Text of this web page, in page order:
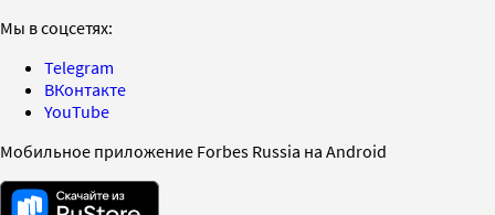
Мы в соцсетях:
Telegram
ВКонтакте
YouTube
Мобильное приложение Forbes Russia на Android